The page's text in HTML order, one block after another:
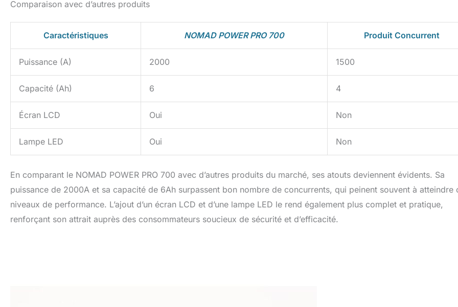
Comparaison avec d’autres produits
Caractéristiques NOMAD POWER PRO 700 Produit Concurrent
Puissance (A) 2000 1500
Capacité (Ah) 6 4
Écran LCD Oui Non
Lampe LED Oui Non
En comparant le NOMAD POWER PRO 700 avec d’autres produits du marché, ses atouts deviennent évidents. Sa
puissance de 2000A et sa capacité de 6Ah surpassent bon nombre de concurrents, qui peinent souvent à atteindre
niveaux de performance. L’ajout d’un écran LCD et d’une lampe LED le rend également plus complet et pratique,
renforçant son attrait auprès des consommateurs soucieux de sécurité et d’efficacité.